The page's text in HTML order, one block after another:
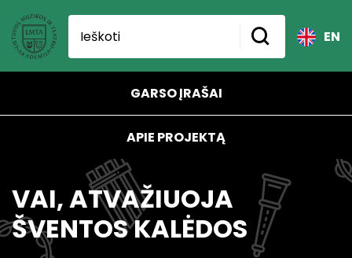
EN
GARSO ĮRAŠAI
APIE PROJEKTĄ
VAI, ATVAŽIUOJA
ŠVENTOS KALĖDOS